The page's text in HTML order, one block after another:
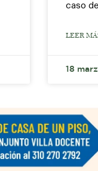
caso
LEER
18